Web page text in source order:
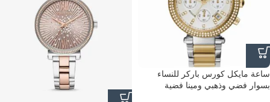
ساعة مايكل كورس باركر للنساء
بسوار فضي وذهبي ومينا فضية